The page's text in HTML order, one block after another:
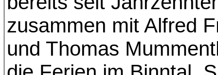
zusammen mit Alfred
und Thomas